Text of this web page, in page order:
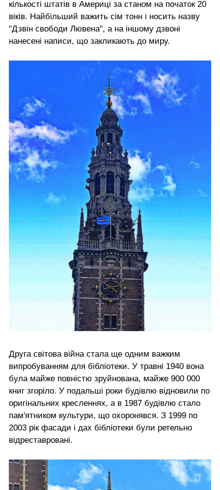
кількості штатів в Америці за станом на початок 20
віків. Найбільший важить сім тонн і носить назву
"Дзвін свободи Лювена", а на іншому дзвоні
нанесені написи, що закликають до миру.
Друга світова війна стала ще одним важким
випробуванням для бібліотеки. У травні 1940 вона
була майже повністю зруйнована, майже 900 000
книг згоріло. У подальші роки будівлю відновили по
оригінальних кресленнях, а в 1987 будівлю стало
пам'ятником культури, що охоронявся. З 1999 по
2003 рік фасади і дах бібліотеки були ретельно
відреставровані.